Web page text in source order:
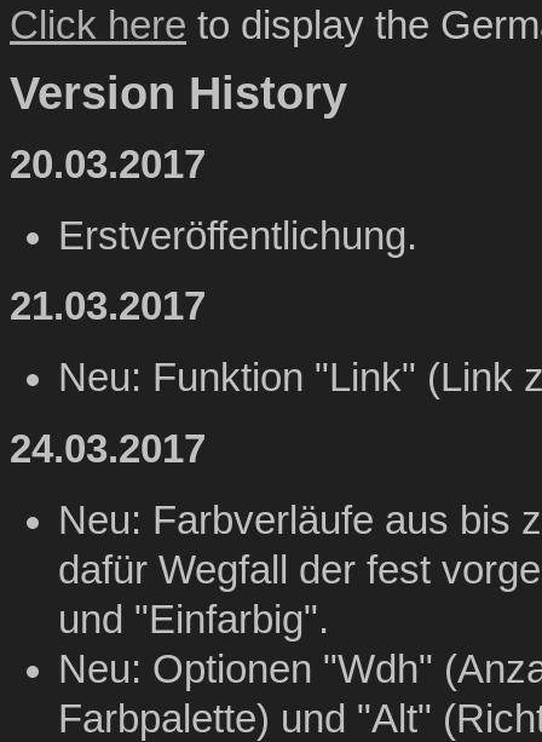
Click here to display the
Version History
20.03.2017
Erstveröffentlichung.
21.03.2017
Neu: Funktion "Link" (Link
24.03.2017
Neu: Farbverläufe aus bis
dafür Wegfall der fest
und "Einfarbig".
Neu: Optionen "Wdh"
Farbpalette) und "Alt"